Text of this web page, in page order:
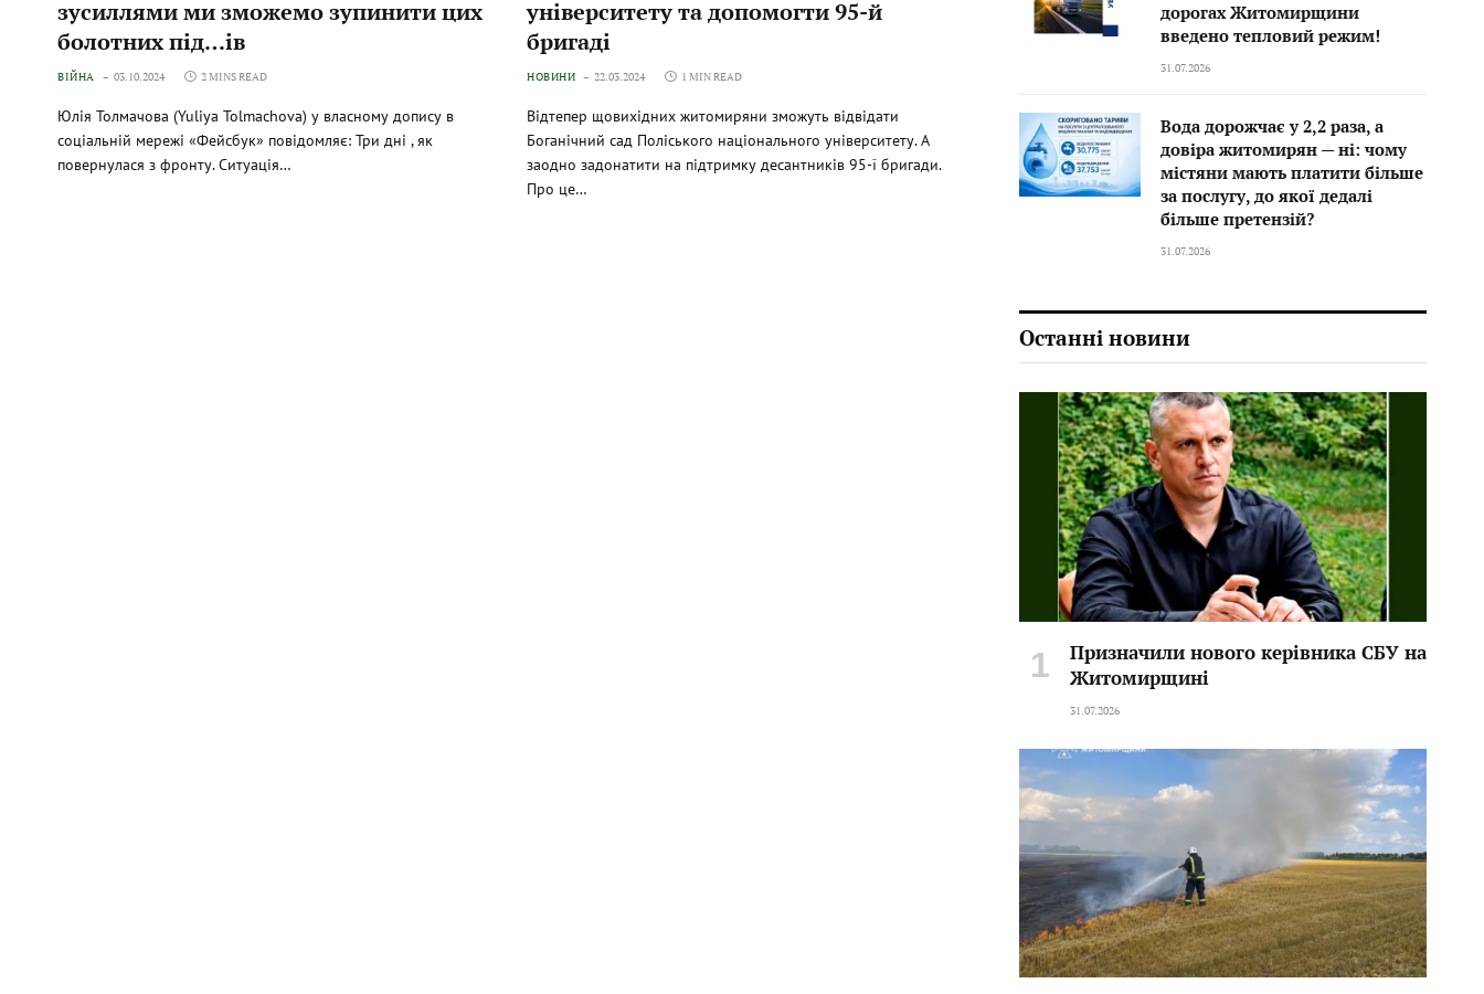
зусиллями ми зможемо зупинити цих
болотних під…ів
ВІЙНА 03.10.2024 2 MINS READ
Юлія Толмачова (Yuliya Tolmachova) у власному допису в
соціальній мережі «Фейсбук» повідомляє: Три дні , як
повернулася з фронту. Ситуація…
університету та допомогти 95-й
бригаді
НОВИНИ 22.03.2024 1 MIN READ
Відтепер щовихідних житомиряни зможуть відвідати
Боганічний сад Поліського національного університету. А
заодно задонатити на підтримку десантників 95-ї бригади.
Про це…
дорогах Житомирщини
введено тепловий режим!
31.07.2026
Вода дорожчає у 2,2 раза, а
довіра житомирян — ні: чому
містяни мають платити більше
за послугу, до якої дедалі
більше претензій?
31.07.2026
Останні новини
Призначили нового керівника СБУ на
Житомирщині
31.07.2026